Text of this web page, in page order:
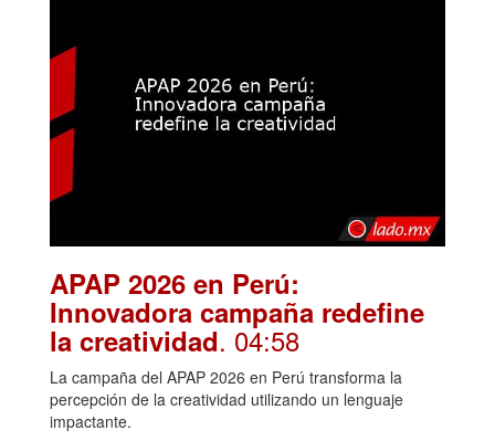
APAP 2026 en Perú:
Innovadora campaña redefine
la creatividad. 04:58
La campaña del APAP 2026 en Perú transforma la
percepción de la creatividad utilizando un lenguaje
impactante.